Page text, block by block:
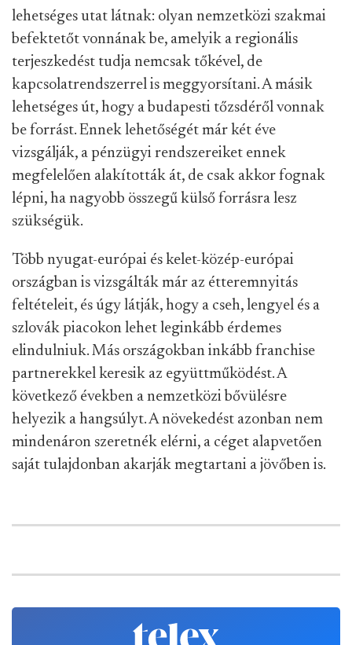
lehetséges utat látnak: olyan nemzetközi szakmai
befektetőt vonnának be, amelyik a regionális
terjeszkedést tudja nemcsak tőkével, de
kapcsolatrendszerrel is meggyorsítani. A másik
lehetséges út, hogy a budapesti tőzsdéről vonnak
be forrást. Ennek lehetőségét már két éve
vizsgálják, a pénzügyi rendszereiket ennek
megfelelően alakították át, de csak akkor fognak
lépni, ha nagyobb összegű külső forrásra lesz
szükségük.
Több nyugat-európai és kelet-közép-európai
országban is vizsgálták már az étteremnyitás
feltételeit, és úgy látják, hogy a cseh, lengyel és a
szlovák piacokon lehet leginkább érdemes
elindulniuk. Más országokban inkább franchise
partnerekkel keresik az együttműködést. A
következő években a nemzetközi bővülésre
helyezik a hangsúlyt. A növekedést azonban nem
mindenáron szeretnék elérni, a céget alapvetően
saját tulajdonban akarják megtartani a jövőben is.